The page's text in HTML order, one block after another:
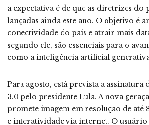
a expectativa é de que as diretrizes do
lançadas ainda este ano. O objetivo é
conectividade do país e atrair mais
segundo ele, são essenciais para o
como a inteligência artificial
Para agosto, está prevista a assinatura
3.0 pelo presidente Lula. A nova
promete imagem em resolução de até
e interatividade via internet. O